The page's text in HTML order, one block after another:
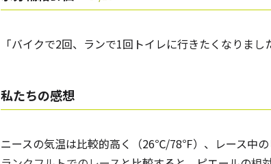
「バイクで2回、ランで1回トイレに行きたくなりまし
私たちの感想
ニースの気温は比較的高く（26℃/78℉）、レース中の